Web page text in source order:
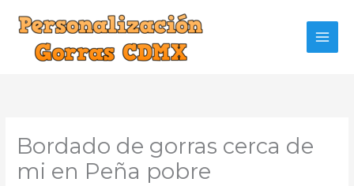
contenido
Bordado de gorras cerca de
mi en Peña pobre